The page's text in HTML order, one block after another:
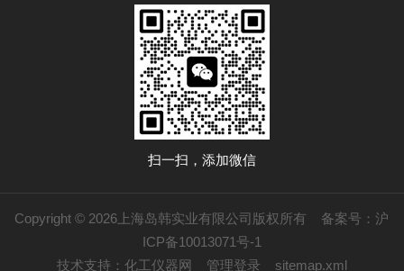
扫一扫，添加微信
Copyright © 2026上海岛韩实业有限公司版权所有 备案号：沪
ICP备10013071号-1
技术支持： 化工仪器网 管理登录 sitemap.xml